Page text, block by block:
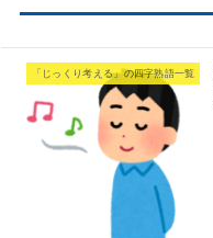
「じっくり考える」の四字熟語一覧